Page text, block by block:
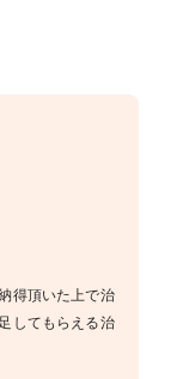
得頂いた上で治
してもらえる治